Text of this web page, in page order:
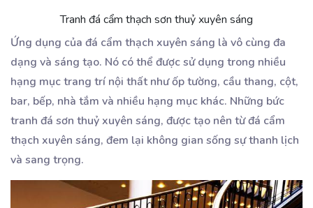
Tranh đá cẩm thạch sơn thuỷ xuyên sáng
Ứng dụng của đá cẩm thạch xuyên sáng là vô cùng đa
dạng và sáng tạo. Nó có thể được sử dụng trong nhiều
hạng mục trang trí nội thất như ốp tường, cầu thang, cột,
bar, bếp, nhà tắm và nhiều hạng mục khác. Những bức
tranh đá sơn thuỷ xuyên sáng, được tạo nên từ đá cẩm
thạch xuyên sáng, đem lại không gian sống sự thanh lịch
và sang trọng.